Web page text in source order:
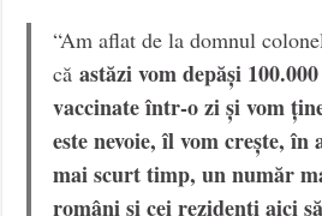
“Am aflat de la domnul
căastăzi vom depăși
vaccinate într-o zi și vom
este nevoie, îl vom crește, în
mai scurt timp, un număr
români și cei rezidenți aici